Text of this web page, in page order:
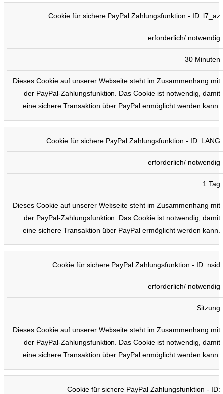
Cookie für sichere PayPal Zahlungsfunktion - ID: l7_az
erforderlich/ notwendig
30 Minuten
Dieses Cookie auf unserer Webseite steht im Zusammenhang mit
der PayPal-Zahlungsfunktion. Das Cookie ist notwendig, damit
eine sichere Transaktion über PayPal ermöglicht werden kann.
Cookie für sichere PayPal Zahlungsfunktion - ID: LANG
erforderlich/ notwendig
1 Tag
Dieses Cookie auf unserer Webseite steht im Zusammenhang mit
der PayPal-Zahlungsfunktion. Das Cookie ist notwendig, damit
eine sichere Transaktion über PayPal ermöglicht werden kann.
Cookie für sichere PayPal Zahlungsfunktion - ID: nsid
erforderlich/ notwendig
Sitzung
Dieses Cookie auf unserer Webseite steht im Zusammenhang mit
der PayPal-Zahlungsfunktion. Das Cookie ist notwendig, damit
eine sichere Transaktion über PayPal ermöglicht werden kann.
Cookie für sichere PayPal Zahlungsfunktion - ID: